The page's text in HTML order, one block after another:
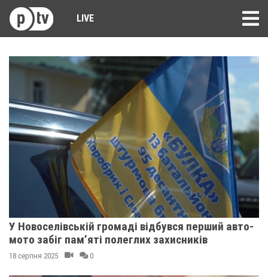
LIVE
У Новоселівській громаді відбувся перший авто-
мото забіг пам’яті полеглих захисників
18 серпня 2025 0